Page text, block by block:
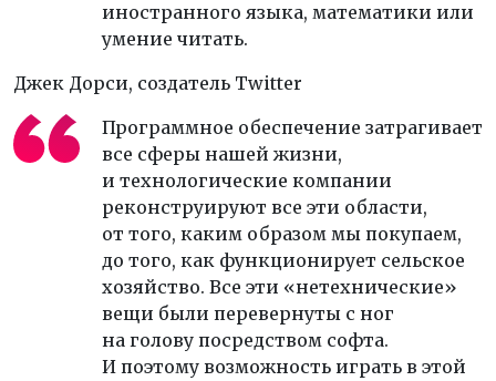
иностранного языка, математики или
умение читать.
Джек Дорси, создатель Twitter
Программное обеспечение затрагивает
все сферы нашей жизни,
и технологические компании
реконструируют все эти области,
от того, каким образом мы покупаем,
до того, как функционирует сельское
хозяйство. Все эти «нетехнические»
вещи были перевернуты с ног
на голову посредством софта.
И поэтому возможность играть в этой